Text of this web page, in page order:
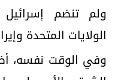
ولم تنضم
الولايات المتحدة
وفي الوقت نفسه،